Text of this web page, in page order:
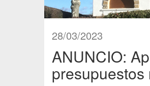
28/03/2023
ANUNCIO:
presupuestos